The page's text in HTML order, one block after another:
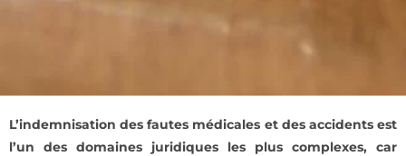
L’indemnisation des fautes médicales et des accidents est
l’un des domaines juridiques les plus complexes, car